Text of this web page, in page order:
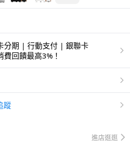
分期 | 行動支付 | 銀聯卡
回饋最高3%！
蹤
進店逛逛